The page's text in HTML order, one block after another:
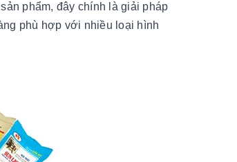
phẩm, đây chính là giải pháp
phù hợp với nhiều loại hình